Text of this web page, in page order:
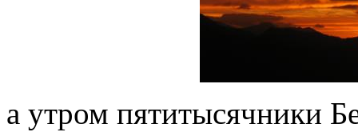
а утром пятитысячники